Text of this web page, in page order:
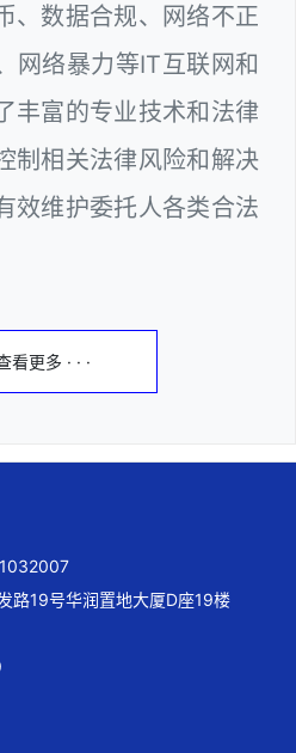
、数据合规、网络不正
网络暴力等IT互联网和
丰富的专业技术和法律
制相关法律风险和解决
效维护委托人各类合法
看更多 · · ·
路19号华润置地大厦D座19楼